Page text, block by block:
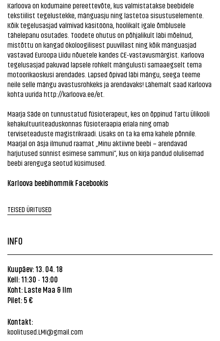
Karloova on kodumaine pereettevõte, kus valmistatakse beebidele
tekstiilist tegelustekke, mänguasju ning lastetoa sisustuselemente.
Kõik tegelusasjad valmivad käsitööna, hoolikalt igale õmblusele
tähelepanu osutades. Toodete ohutus on põhjalikult läbi mõelnud,
mistõttu on kangad ökoloogilisest puuvillast ning kõik mänguasjad
vastavad Euroopa Liidu nõuetele kandes CE-vastavusmärgist. Karloova
tegelusasjad pakuvad lapsele rohkelt mängulusti samaaegselt tema
motoorikaoskusi arendades. Lapsed õpivad läbi mängu, seega teeme
neile selle mängu avastusrohkeks ja arendavaks! Lähemalt saad Karloova
kohta uurida http://karloova.ee/et
Maarja Säde on tunnustatud füsioterapeut, kes on õppinud Tartu Ülikooli
kehakultuuriteaduskonnas füsioteraapia eriala ning omab
terviseteaduste magistrikraadi. Lisaks on ta ka ema kahele põnnile.
Maarjal on äsja ilmunud raamat „Minu aktiivne beebi – arendavad
harjutused sünnist esimese sammuni“, kus on kirja pandud olulisemad
beebi arenguga seotud küsimused.
Karloova beebihommik Facebookis
TEISED ÜRITUSED
INFO
Kuupäev: 13. 04. 18
Kell: 11:30 - 13:00
Koht: Laste Maa & Ilm
Pilet: 5 €
Kontakt:
koolitused.LMI@gmail.com